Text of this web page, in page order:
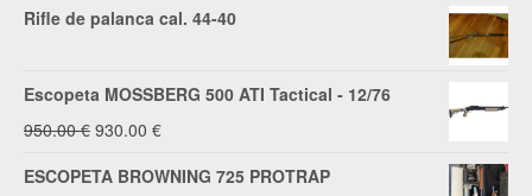
Rifle de palanca cal. 44-40
Escopeta MOSSBERG 500 ATI Tactical - 12/76
950.00€ El
precio
930.00 €El
precio
ESCOPETA BROWNING 725 PROTRAP